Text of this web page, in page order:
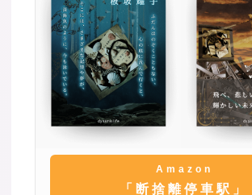
Amazon
「断捨離停車駅」